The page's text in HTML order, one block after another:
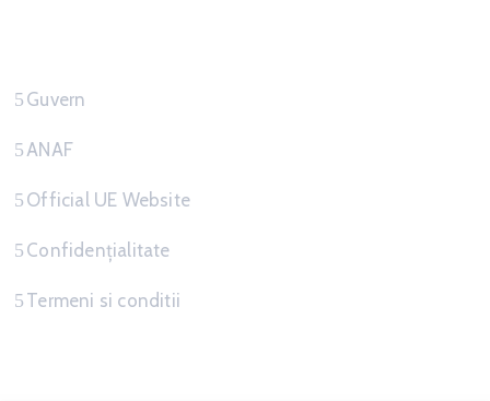
Guvern
ANAF
Official UE Website
Confidențialitate
Termeni si conditii